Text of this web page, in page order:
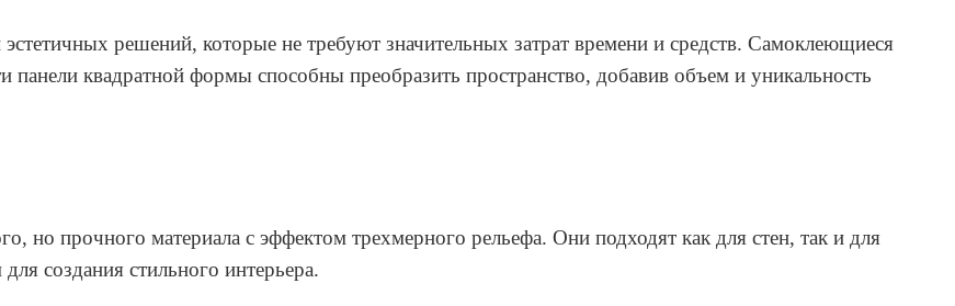
решений, которые не требуют значительных затрат времени и средств. Самоклеющиеся
квадратной формы способны преобразить пространство, добавив объем и уникальность
но прочного материала с эффектом трехмерного рельефа. Они подходят как для стен, так и для
создания стильного интерьера.